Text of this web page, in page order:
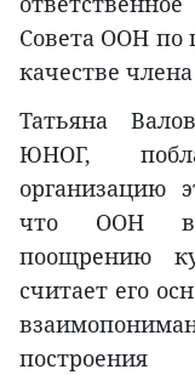
Совета ООН по
качестве члена
Татьяна
ЮНОГ,
организацию
что ООН
поощрению
считает его